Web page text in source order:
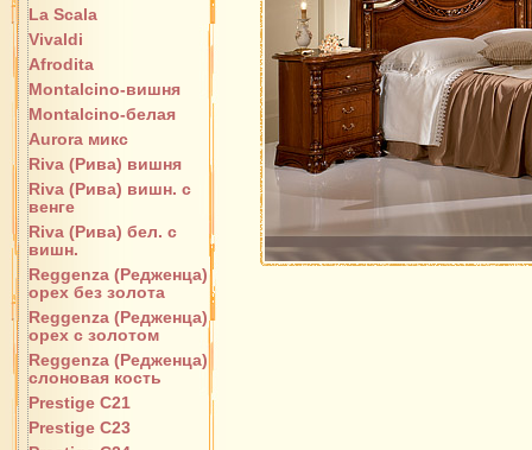
La Scala
Vivaldi
Afrodita
Montalcino-вишня
Montalcino-белая
Aurora микс
Riva (Рива) вишня
Riva (Рива) вишн. с
венге
Riva (Рива) бел. с
вишн.
Reggenza (Редженца)
орех без золота
Reggenza (Редженца)
орех с золотом
Reggenza (Редженца)
слоновая кость
Prestige C21
Prestige C23